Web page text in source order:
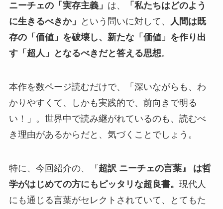
ニーチェの「実存主義」 は、
「私たちはどのよう
に生きるべきか」
という問いに対して、
人間は既
存の「価値」を破壊し、新たな「価値」を作り出
す「超人」となるべきだと答える思想。
本作を数ページ読むだけで、「深いながらも、わ
かりやすくて、しかも実践的で、前向きで明る
い！」。世界中で読み継がれているのも、読むべ
き理由があるからだと、気づくことでしょう。
特に、今回紹介の、『超訳 ニーチェの言葉』 は哲
学がはじめての方にもピッタリな超良書。 現代人
にも通じる言葉がセレクトされていて、とてもた